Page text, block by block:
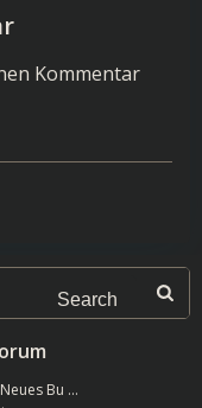
Kommentar
Bu …